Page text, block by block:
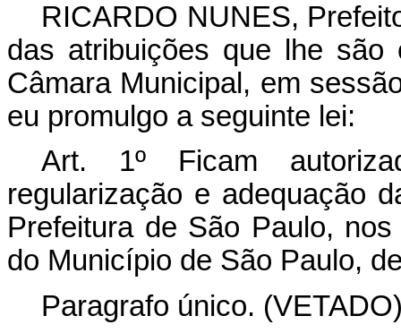
RICARDO NUNES,
das atribuições que lhe
Câmara Municipal, em
eu promulgo a seguinte lei:
Art. 1º Ficam
regularização e adequação
Prefeitura de São Paulo,
do Município de São Paulo,
Paragrafo único.